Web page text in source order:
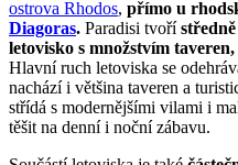
ostrova Rhodos, přímo u
Diagoras. Paradisi tvoří
letovisko s množstvím
Hlavní ruch letoviska se
nachází i většina taveren a
střídá s modernějšími vilami i
těšit na denní i noční zábavu.